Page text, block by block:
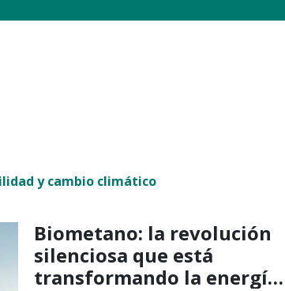
y cambio climático
Biometano: la revolución
silenciosa que está
transformando la energía